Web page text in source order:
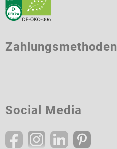
Zahlungsmethoden
Social Media